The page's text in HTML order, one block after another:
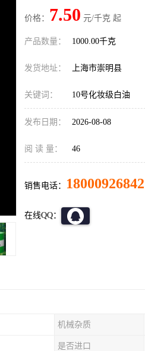
价格： 7.50 元/千克 起
产品数量： 1000.00千克
发货地址： 上海市崇明县
关键词： 10号化妆级白油
发布日期： 2026-08-08
阅 读 量： 46
销售电话： 18000926842
在线QQ：
机械杂质
是否进口